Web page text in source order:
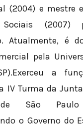
(2004) e mestre
Sociais (2007)
Atualmente, é
pela
a
IV Turma da
São Paulo
o Governo do